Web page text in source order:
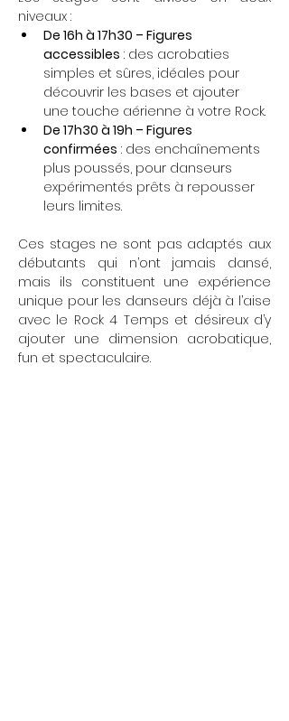
niveaux :
De 16h à 17h30 – Figures
accessibles : des acrobaties
simples et sûres, idéales pour
découvrir les bases et ajouter
une touche aérienne à votre Rock.
De 17h30 à 19h – Figures
confirmées : des enchaînements
plus poussés, pour danseurs
expérimentés prêts à repousser
leurs limites.
Ces stages ne sont pas adaptés aux
débutants qui n’ont jamais dansé,
mais ils constituent une expérience
unique pour les danseurs déjà à l’aise
avec le Rock 4 Temps et désireux d’y
ajouter une dimension acrobatique,
fun et spectaculaire.